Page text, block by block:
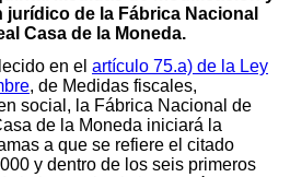
de la Fábrica Nacional
Casa de la Moneda.
en el artículo 75.a) de la Ley
, de Medidas fiscales,
social, la Fábrica Nacional de
de la Moneda iniciará la
a que se refiere el citado
y dentro de los seis primeros